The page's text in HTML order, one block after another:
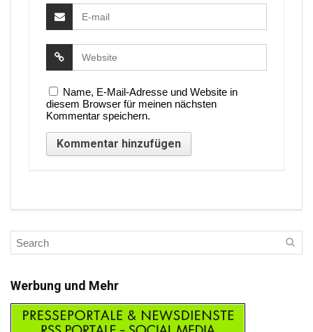
Name, E-Mail-Adresse und Website in
diesem Browser für meinen nächsten
Kommentar speichern.
Werbung und Mehr